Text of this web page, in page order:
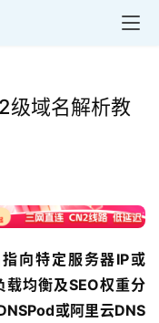
级域名解析教
向特定服务器IP或
均衡及SEO权重分
或阿里云DNS